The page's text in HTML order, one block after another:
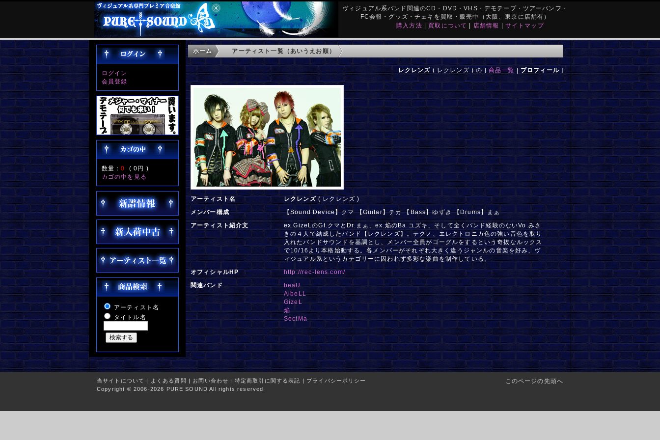
ヴィジュアル系バンド関連のCD・DVD・VHS・デモテープ・ツアーパンフ・
FC会報・グッズ・チェキを買取・販売中（大阪、東京に店舗有）
購入方法 | 買取について | 店舗情報 | サイトマップ
ログイン
会員登録
数量：0 (0円 )
カゴの中を見る
アーティスト名
タイトル名
ホーム アーティスト一覧（あいうえお順）
レクレンズ ( レクレンズ ) の [ 商品一覧 | プロフィール]
アーティスト名 レクレンズ( レクレンズ )
メンバー構成 【Sound Device】クマ 【Guitar】チカ 【Bass】ゆずき 【Drums】まぁ
アーティスト紹介文
ex.GizeLのGt.クマとDr.まぁ、ex.焔のBa.ユズキ、そして全くバンド経験のないVo.みさ
きの４人で結成したバンド【レクレンズ】。テクノ、エレクトロニカ色の強い音色を取り
入れたバンドサウンドを基調とし、メンバー全員がゴーグルをするという奇抜なルックス
で10/16より本格始動する。各メンバーがそれぞれ大きく違うジャンルの音楽を好み、ヴ
ィジュアル系というカテゴリーに囚われず多彩な楽曲を制作している。
オフィシャルHP http://rec-lens.com/
関連バンド
beaU
AibeLL
GizeL
焔
SectMa
このページの先頭へ
当サイトについて | よくある質問 | お問い合わせ | 特定商取引に関する表記 | プライバシーポリシー
Copyright © 2006-2026 PURE SOUND All rights reserved.